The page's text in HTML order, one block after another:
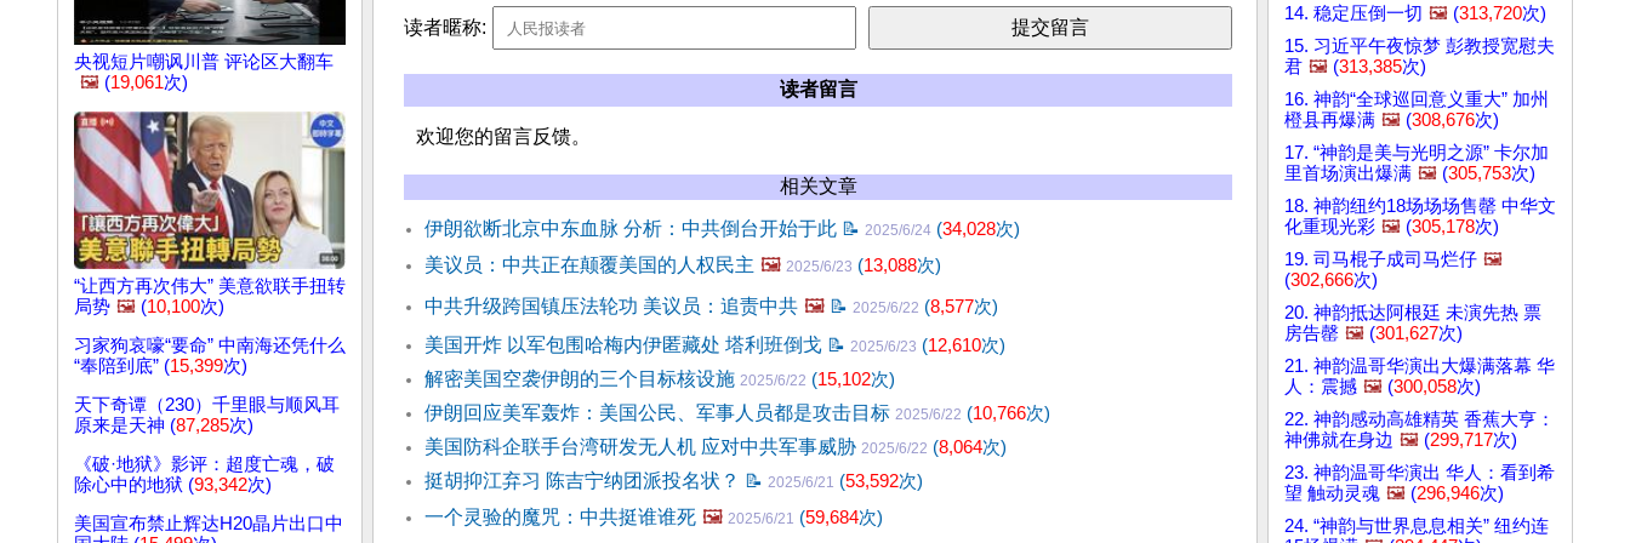
央视短片嘲讽川普 评论区大翻车
🖼️ (19,061次)
“让西方再次伟大” 美意欲联手扭转
局势 🖼️ (10,100次)
习家狗哀嚎“要命” 中南海还凭什么
“奉陪到底” (15,399次)
天下奇谭（230）千里眼与顺风耳
原来是天神 (87,285次)
《破·地狱》影评：超度亡魂，破
除心中的地狱 (93,342次)
美国宣布禁止辉达H20晶片出口中
读者暱称:
读者留言
欢迎您的留言反馈。
相关文章
伊朗欲断北京中东血脉 分析：中共倒台开始于此 📝 2025/6/24 (34,028次)
美议员：中共正在颠覆美国的人权民主 🖼️ 2025/6/23 (13,088次)
中共升级跨国镇压法轮功 美议员：追责中共 🖼️ 📝 2025/6/22 (8,577次)
美国开炸 以军包围哈梅内伊匿藏处 塔利班倒戈 📝 2025/6/23 (12,610次)
解密美国空袭伊朗的三个目标核设施 2025/6/22 (15,102次)
伊朗回应美军轰炸：美国公民、军事人员都是攻击目标 2025/6/22 (10,766次)
美国防科企联手台湾研发无人机 应对中共军事威胁 2025/6/22 (8,064次)
挺胡抑江弃习 陈吉宁纳团派投名状？ 📝 2025/6/21 (53,592次)
一个灵验的魔咒：中共挺谁谁死 🖼️ 2025/6/21 (59,684次)
14. 稳定压倒一切 🖼️ (313,720次)
15. 习近平午夜惊梦 彭教授宽慰夫
君 🖼️ (313,385次)
16. 神韵“全球巡回意义重大” 加州
橙县再爆满 🖼️ (308,676次)
17. “神韵是美与光明之源” 卡尔加
里首场演出爆满 🖼️ (305,753次)
18. 神韵纽约18场场场售罄 中华文
化重现光彩 🖼️ (305,178次)
19. 司马棍子成司马烂仔 🖼️
(302,666次)
20. 神韵抵达阿根廷 未演先热 票
房告罄 🖼️ (301,627次)
21. 神韵温哥华演出大爆满落幕 华
人：震撼 🖼️ (300,058次)
22. 神韵感动高雄精英 香蕉大亨：
神佛就在身边 🖼️ (299,717次)
23. 神韵温哥华演出 华人：看到希
望 触动灵魂 🖼️ (296,946次)
24. “神韵与世界息息相关” 纽约连